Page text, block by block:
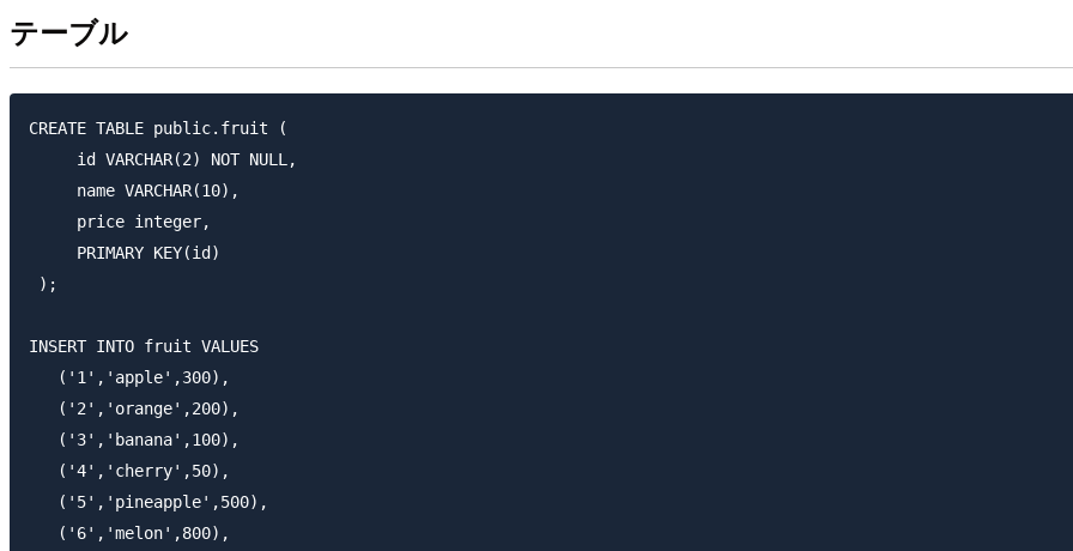
テーブル
CREATE TABLE public.fruit (
     id VARCHAR(2) NOT NULL,
     name VARCHAR(10),
     price integer,
     PRIMARY KEY(id)
);
INSERT INTO fruit VALUES
   ('1','apple',300),
   ('2','orange',200),
   ('3','banana',100),
   ('4','cherry',50),
   ('5','pineapple',500),
   ('6','melon',800),